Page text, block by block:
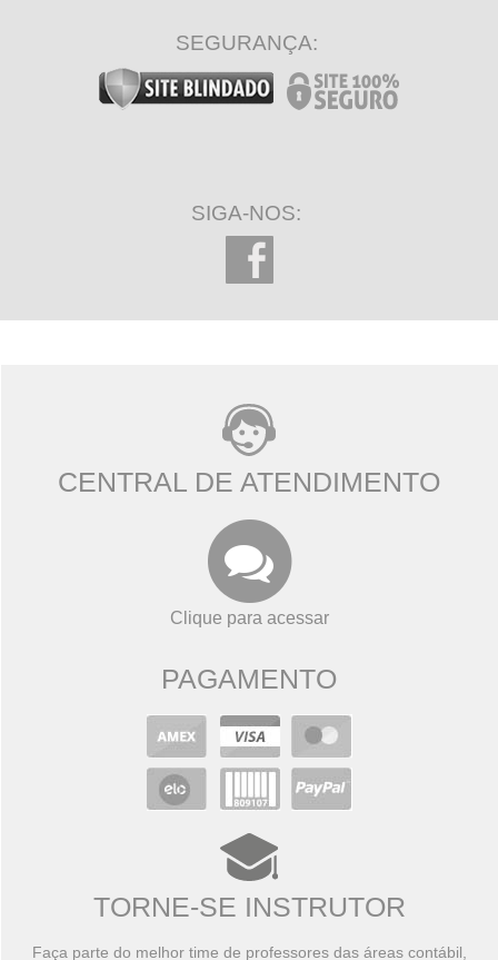
SEGURANÇA:
SIGA-NOS:
CENTRAL DE ATENDIMENTO
Clique para acessar
PAGAMENTO
TORNE-SE INSTRUTOR
Faça parte do melhor time de professores das áreas contábil,